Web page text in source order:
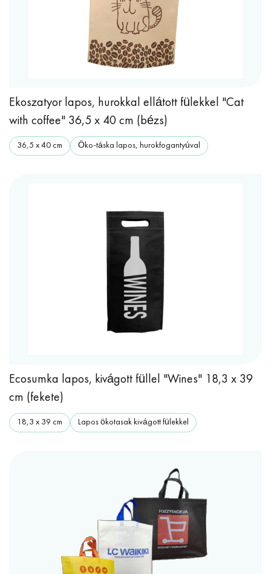
Ekoszatyor lapos, hurokkal ellátott fülekkel "Cat
with coffee" 36,5 x 40 cm (bézs)
36,5 x 40 cm Öko-táska lapos, hurokfogantyúval
Ecosumka lapos, kivágott füllel "Wines" 18,3 x 39
cm (fekete)
18,3 x 39 cm Lapos ökotasak kivágott fülekkel